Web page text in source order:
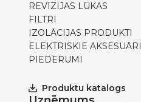
REVĪZIJAS LŪKAS
FILTRI
IZOLĀCIJAS PRODUKTI
ELEKTRISKIE AKSESUĀRI
PIEDERUMI
Produktu katalogs